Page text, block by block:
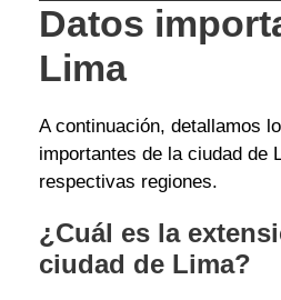
Datos
Lima
A continuación, detallamos
importantes de la ciudad de
respectivas regiones.
¿Cuál es la
ciudad de Lima?